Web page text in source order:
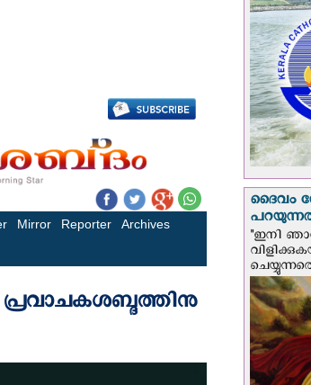
ദൈവം
"ഇനി